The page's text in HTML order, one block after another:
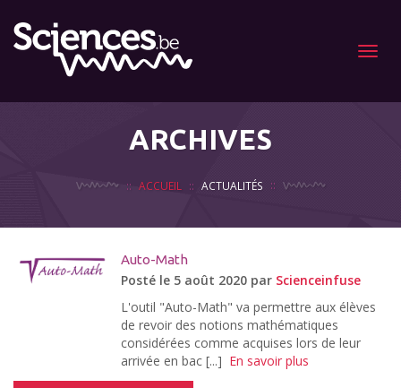
Menu
ARCHIVES
ACCUEIL ACTUALITÉS
Auto-Math
Posté le 5 août 2020 par Scienceinfuse
L'outil "Auto-Math" va permettre aux élèves
de revoir des notions mathématiques
considérées comme acquises lors de leur
arrivée en bac [...] En savoir plus